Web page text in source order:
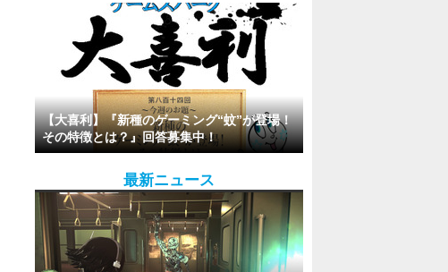
【大喜利】『新種のゲーミング“蚊”が登場！
その特徴とは？』回答募集中！
最新ニュース